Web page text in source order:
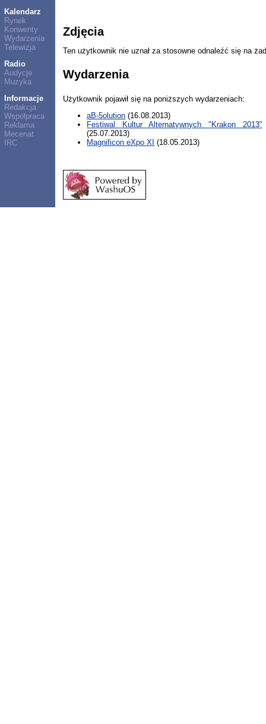
Kalendarz
Rynek
Konwenty
Wydarzenia
Telewizja
Radio
Audycje
Muzyka
Informacje
Redakcja
Współpraca
Reklama
Mecenat
IRC
Zdjęcia
Ten użytkownik nie uznał za stosowne odnaleźć się na
Wydarzenia
Użytkownik pojawił się na poniższych wydarzeniach:
aB-5olution (16.08.2013)
Festiwal Kultur Alternatywnych "Krakon 2013"
(25.07.2013)
Magnificon eXpo XI (18.05.2013)